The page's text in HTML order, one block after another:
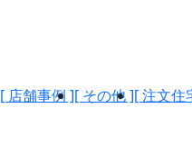
[ 店舗事例 ][ その他 ][ 注文住